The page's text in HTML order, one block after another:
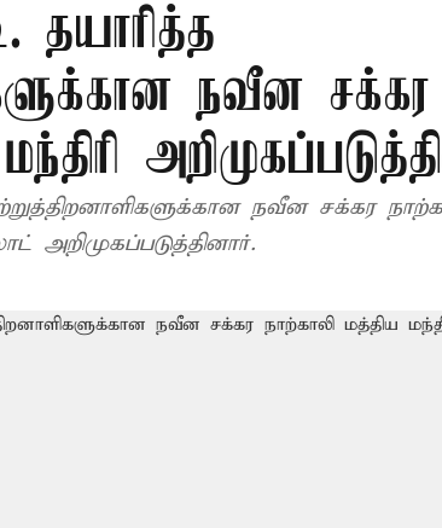
நவீன சக்கர
நவீன சக்கர
அறிமுகப்படுத்தினார்.